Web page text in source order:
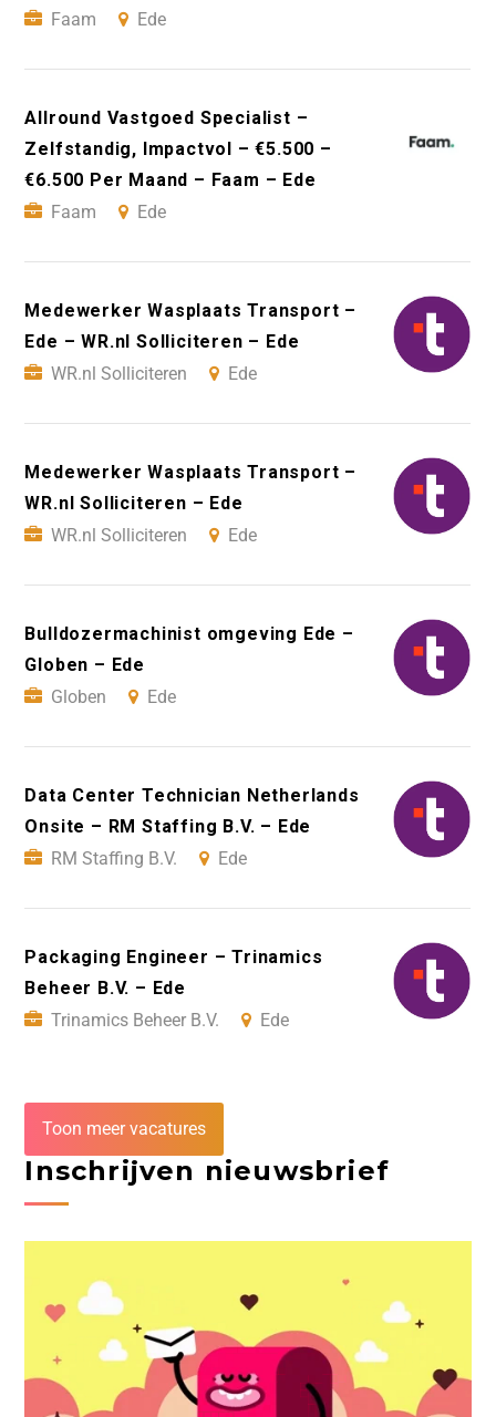
Faam
Ede
Allround Vastgoed Specialist –
Zelfstandig, Impactvol – €5.500 –
€6.500 Per Maand – Faam – Ede
Faam
Ede
Medewerker Wasplaats Transport –
Ede – WR.nl Solliciteren – Ede
WR.nl Solliciteren
Ede
Medewerker Wasplaats Transport –
WR.nl Solliciteren – Ede
WR.nl Solliciteren
Ede
Bulldozermachinist omgeving Ede –
Globen – Ede
Globen
Ede
Data Center Technician Netherlands
Onsite – RM Staffing B.V. – Ede
RM Staffing B.V.
Ede
Packaging Engineer – Trinamics
Beheer B.V. – Ede
Trinamics Beheer B.V.
Ede
Toon meer vacatures
Inschrijven nieuwsbrief